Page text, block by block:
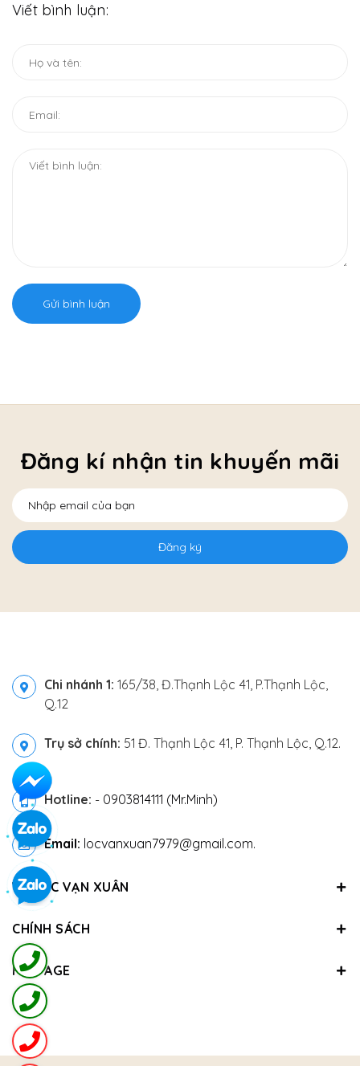
Viết bình luận:
Gửi bình luận
Đăng kí nhận tin khuyến mãi
Đăng ký
Chi nhánh 1: 165/38, Đ.Thạnh Lộc 41, P.Thạnh Lộc,
Q.12
Trụ sở chính: 51 Đ. Thạnh Lộc 41, P. Thạnh Lộc, Q.12.
Hotline: - 0903814111 (Mr.Minh)
Email: locvanxuan7979@gmail.com.
VỀ LỘC VẠN XUÂN
CHÍNH SÁCH
FANPAGE